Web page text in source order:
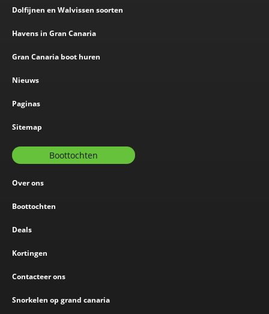
Dolfijnen en Walvissen soorten
Havens in Gran Canaria
Gran Canaria boot huren
Nieuws
Paginas
Sitemap
Boottochten
Over ons
Boottochten
Deals
Kortingen
Contacteer ons
Snorkelen op grand canaria